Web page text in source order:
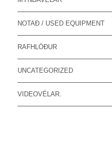
NOTAÐ / USED EQUIPMENT
RAFHLÖÐUR
UNCATEGORIZED
VIDEOVÉLAR.